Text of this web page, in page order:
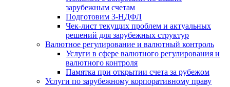
зарубежным счетам
Подготовим 3-НДФЛ
Чек-лист текущих проблем и актуальных
решений для зарубежных структур
Валютное регулирование и валютный контроль
Услуги в сфере валютного регулирования и
валютного контроля
Памятка при открытии счета за рубежом
Услуги по зарубежному корпоративному праву